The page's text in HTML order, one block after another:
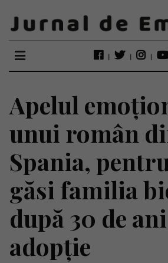
Apelul
unui român
Spania,
găsi familia
după 30 de
adopție